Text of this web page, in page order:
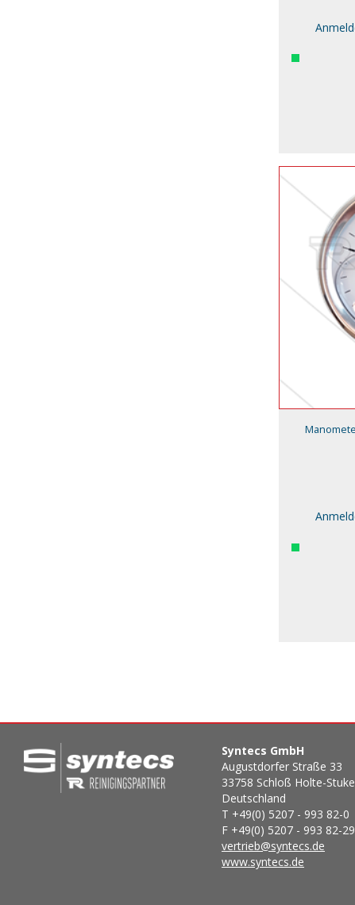
Syntecs GmbH
Augustdorfer Straße 33
33758 Schloß Holte-
Deutschland
T +49(0) 5207 - 993 82-0
F +49(0) 5207 - 993 82-29
vertrieb@syntecs.de
www.syntecs.de